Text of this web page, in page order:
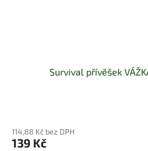
Survival přívěšek
114,88 Kč bez DPH
139 Kč